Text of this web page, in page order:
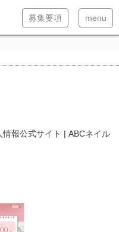
T
o
募集要項
T
o
menu